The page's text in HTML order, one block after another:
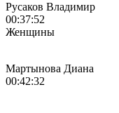
Русаков Владимир
00:37:52
Женщины
Мартынова Диана
00:42:32